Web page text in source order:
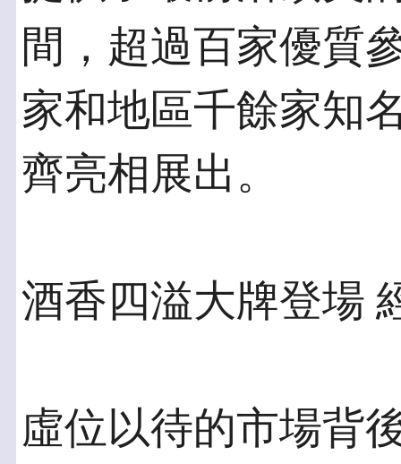
間，超過百家優質
家和地區千餘家知
齊亮相展出。
酒香四溢大牌登場
虛位以待的市場背